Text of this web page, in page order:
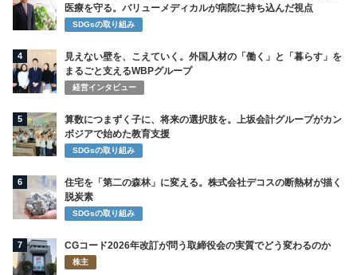
医療を守る。バリューメディカルが病院に持ち込んだ視点
SDGsの取り組み
4
見えない壁を、こえていく。外国人材の「働く」と「暮らす」を
まるごと支えるWBPグループ
経営インタビュー
5
算数につまずく子に、将来の選択肢を。上坂会計グループがカン
ボジアで始めた教育支援
SDGsの取り組み
6
住宅を「第二の森林」に変える。株式会社デコスの断熱材が描く
脱炭素
SDGsの取り組み
7 CGコード2026年改訂が問う取締役会の実質でどう変わるのか
株主